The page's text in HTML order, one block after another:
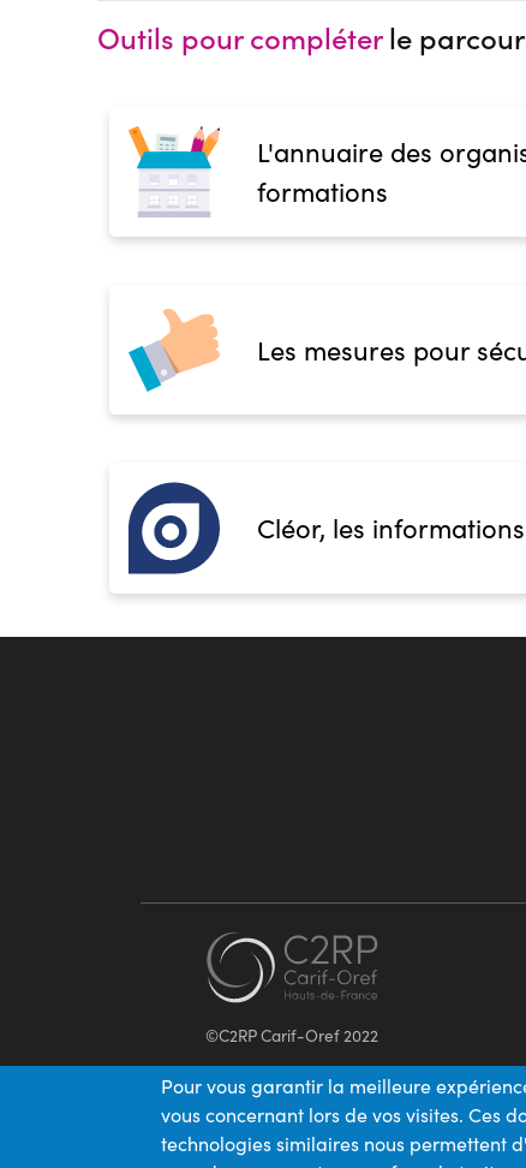
Outils pour compléterle
L'annuaire des
formations
Les mesures pour
Cléor, les
©C2RP Carif-Oref 2022
Pour vous garantir la meilleure
vous concernant lors de vos visites. Ces
technologies similaires nous permettent